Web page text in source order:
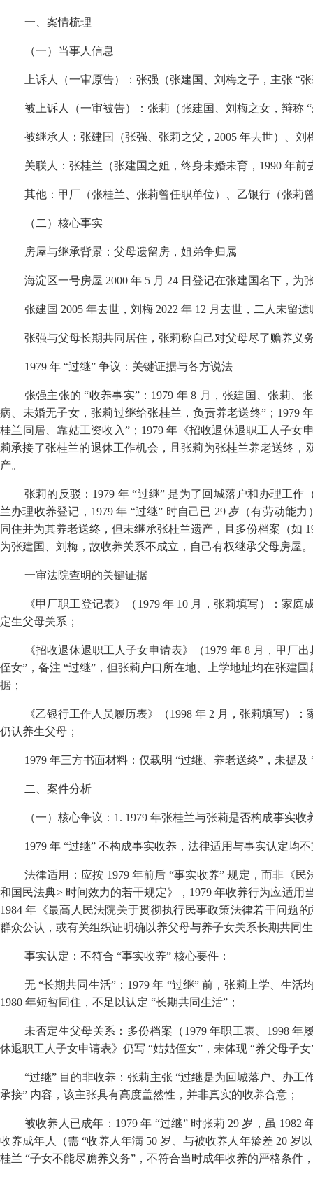
一、案情梳理
（一）当事人信息
上诉人（一审原告）：张强（张建国、刘梅之子，主张 “
被上诉人（一审被告）：张莉（张建国、刘梅之女，辩称
被继承人：张建国（张强、张莉之父， 2005 年去世）、刘
关联人：张桂兰（张建国之姐，终身未婚未育， 1990 年前
其他：甲厂（张桂兰、张莉曾任职单位）、乙银行（张莉
（二）核心事实
房屋与继承背景：父母遗留房，姐弟争归属
海淀区一号房屋 2000 年5 月 24 日登记在张建国名下，为
张建国 2005 年去世，刘梅2022 年12 月去世，二人未留
张强与父母长期共同居住，张莉称自己对父母尽了赡养义
1979 年 “过继” 争议：关键证据与各方说法
张强主张的 “收养事实”： 1979 年8 月，张建国、张莉、
病、未婚无子女，张莉过继给张桂兰，负责养老送终”； 1979
桂兰同居、靠姑工资收入”； 1979年《招收退休退职工人子女
莉承接了张桂兰的退休工作机会，且张莉为张桂兰养老送终
产。
张莉的反驳： 1979 年 “过继” 是为了回城落户和办理工作
兰办理收养登记， 1979年 “过继” 时自己已 29 岁（有劳动能力
同住并为其养老送终，但未继承张桂兰遗产，且多份档案（如
为张建国、刘梅，故收养关系不成立，自己有权继承父母房屋。
一审法院查明的关键证据
《甲厂职工登记表》（ 1979 年 10 月，张莉填写）：家庭
定生父母关系；
《招收退休退职工人子女申请表》（1979 年8 月，甲厂
侄女”，备注 “过继”，但张莉户口所在地、上学地址均在张建
据；
《乙银行工作人员履历表》（1998年 2 月，张莉填写）：
仍认养生父母；
1979 年三方书面材料：仅载明 “过继、养老送终”，未提
二、案件分析
（一）核心争议： 1. 1979 年张桂兰与张莉是否构成事实收
1979 年 “过继” 不构成事实收养，法律适用与事实认定均
法律适用：应按 1979 年前后 “事实收养” 规定，而非《
和国民法典> 时间效力的若干规定》， 1979 年收养行为应适用
1984年《最高人民法院关于贯彻执行民事政策法律若干问题
群众公认，或有关组织证明确以养父母与养子女关系长期共同
事实认定：不符合 “事实收养” 核心要件：
无 “长期共同生活”： 1979年 “过继” 前，张莉上学、生活
1980 年短暂同住，不足以认定 “长期共同生活”；
未否定生父母关系：多份档案（ 1979 年职工表、 1998年
休退职工人子女申请表》仍写 “姑姑侄女”，未体现 “养父母子
“过继” 目的非收养：张莉主张 “过继是为回城落户、办
承接” 内容，该主张具有高度盖然性，并非真实的收养合意；
被收养人已成年： 1979年 “过继” 时张莉 29岁，虽 1982
收养成年人（需 “收养人年满 50岁、与被收养人年龄差 20岁
桂兰 “子女不能尽赡养义务”，不符合当时成年收养的严格条件